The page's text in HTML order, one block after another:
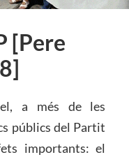
[Pere
a més de les
públics del Partit
importants: el